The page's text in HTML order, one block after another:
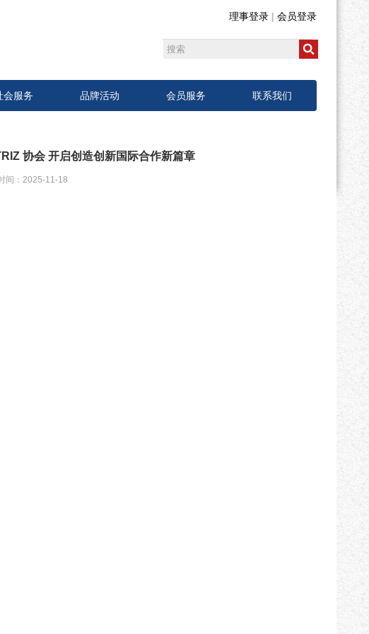
理事登录 | 会员登录
会服务 品牌活动 会员服务 联系我们
协会 开启创造创新国际合作新篇章
间：2025-11-18